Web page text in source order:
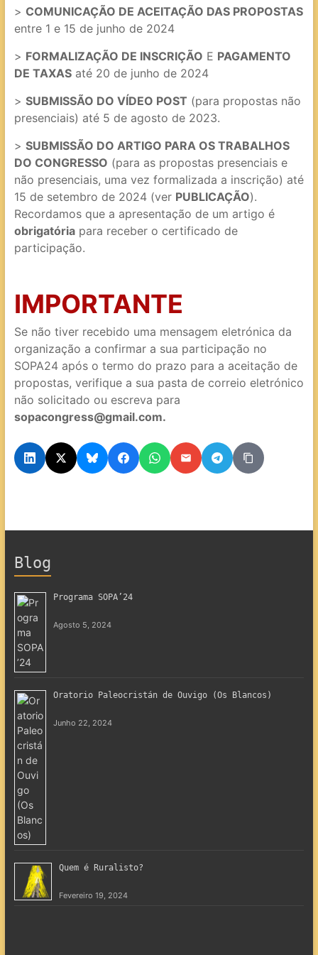
> COMUNICAÇÃO DE ACEITAÇÃO DAS PROPOSTAS
entre 1 e 15 de junho de 2024
> FORMALIZAÇÃO DE INSCRIÇÃO E PAGAMENTO
DE TAXASaté 20 de junho de 2024
> SUBMISSÃO DO VÍDEO POST (para propostas não
presenciais) até 5 de agosto de 2023.
> SUBMISSÃO DO ARTIGO PARA OS TRABALHOS
DO CONGRESSO (para as propostas presenciais e
não presenciais, uma vez formalizada a inscrição) até
15 de setembro de 2024 (ver PUBLICAÇÃO).
Recordamos que a apresentação de um artigo é
obrigatóriapara receber o certificado de
participação.
IMPORTANTE
Se não tiver recebido uma mensagem eletrónica da
organização a confirmar a sua participação no
SOPA24 após o termo do prazo para a aceitação de
propostas, verifique a sua pasta de correio eletrónico
não solicitado ou escreva para
sopacongress@gmail.com.
Blog
Programa SOPA’24
Agosto 5, 2024
Oratorio Paleocristán de Ouvigo (Os Blancos)
Junho 22, 2024
Quem é Ruralisto?
Fevereiro 19, 2024